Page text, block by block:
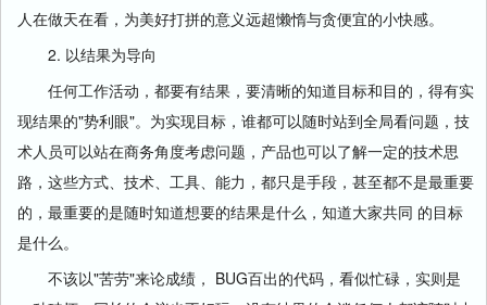
人在做天在看，为美好打拼的意义远超懒惰与贪便宜的小快感。
2. 以结果为导向
任何工作活动，都要有结果，要清晰的知道目标和目的，得有实
现结果的"势利眼"。为实现目标，谁都可以随时站到全局看问题，技
术人员可以站在商务角度考虑问题，产品也可以了解一定的技术思
路，这些方式、技术、工具、能力，都只是手段，甚至都不是最重要
的，最重要的是随时知道想要的结果是什么，知道大家共同 的目标
是什么。
不该以"苦劳"来论成绩， BUG百出的代码，看似忙碌，实则是